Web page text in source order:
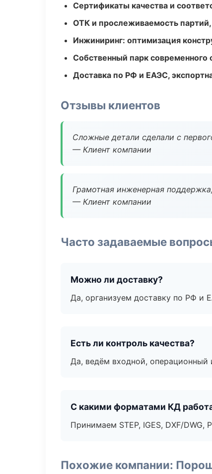
Сертификаты качества и
ОТК и прослеживаемость
Инжиниринг: оптимизация
Собственный парк современного
Доставка по РФ и ЕАЭС,
Отзывы клиентов
Сложные детали сделали с
— Клиент компании
Грамотная инженерная
— Клиент компании
Часто задаваемые
Можно ли доставку?
Да, организуем доставку по РФ и
Есть ли контроль качества?
Да, ведём входной,
С какими форматами КД
Принимаем STEP, IGES, DXF/DWG,
Похожие компании: